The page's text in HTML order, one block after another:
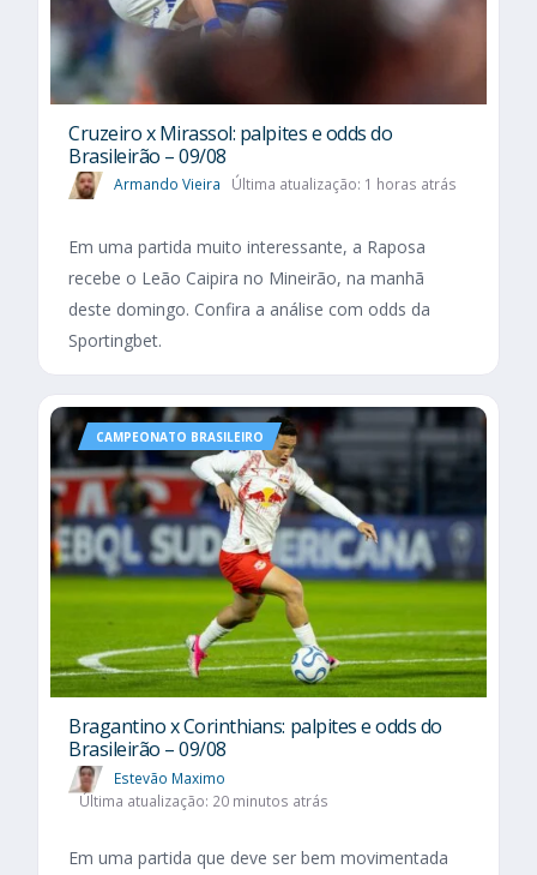
Cruzeiro x Mirassol: palpites e odds do
Brasileirão – 09/08
Armando Vieira Última atualização: 1 horas atrás
Em uma partida muito interessante, a Raposa
recebe o Leão Caipira no Mineirão, na manhã
deste domingo. Confira a análise com odds da
Sportingbet.
CAMPEONATO BRASILEIRO
Bragantino x Corinthians: palpites e odds do
Brasileirão – 09/08
Estevão Maximo
Última atualização: 20 minutos atrás
Em uma partida que deve ser bem movimentada